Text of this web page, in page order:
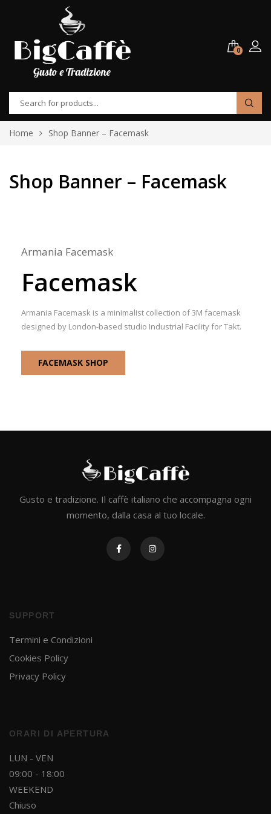
0
Home Shop Banner – Facemask
Shop Banner – Facemask
Armania Facemask
Facemask
Armania Facemask is a minimalist collection of 3M facemask
designed by London-based studio Industrial Facility for Takt.
FACEMASK SHOP
Gusto e tradizione. Il caffè italiano che accompagna ogni
momento, dalla casa al tuo locale.
SUPPORT
Termini e Condizioni
Cookies Policy
Privacy Policy
ORARI DI APERTURA
LUN - VEN
09:00 - 18:00
WEEKEND
Chiuso